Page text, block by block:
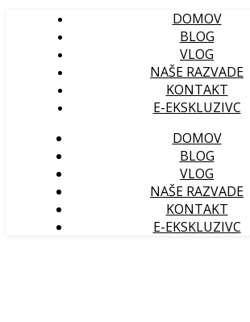
DOMOV
BLOG
VLOG
NAŠE RAZVADE
KONTAKT
E-EKSKLUZIVC
DOMOV
BLOG
VLOG
NAŠE RAZVADE
KONTAKT
E-EKSKLUZIVC